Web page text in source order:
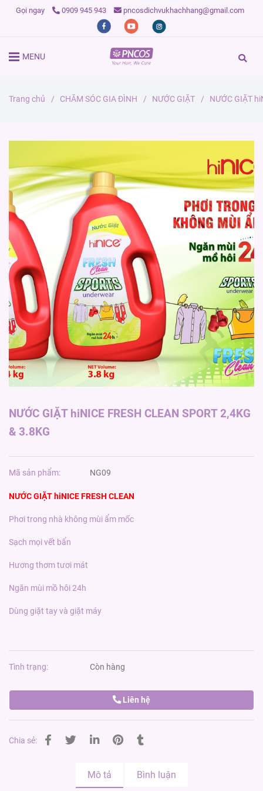
Gọi ngay 0909 945 943 pncosdichvukhachhang@gmail.com
MENU
Trang chủ / CHĂM SÓC GIA ĐÌNH / NƯỚC GIẶT / NƯỚC GIẶT
NƯỚC GIẶT hiNICE FRESH CLEAN SPORT 2,4KG
& 3.8KG
Mã sản phẩm: NG09
NƯỚC GIẶT hiNICE FRESH CLEAN
Phơi trong nhà không mùi ẩm mốc
Sạch mọi vết bẩn
Hương thơm tươi mát
Ngăn mùi mồ hôi 24h
Dùng giặt tay và giặt máy
Tình trạng: Còn hàng
Liên hệ
Chia sẻ:
Mô tả Bình luận